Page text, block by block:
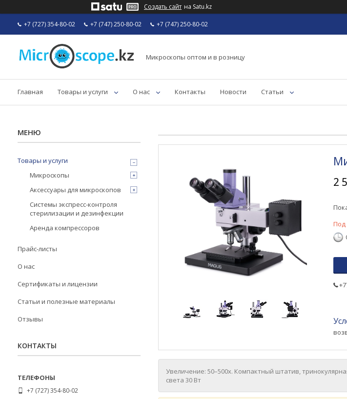
Создать сайт на Satu.kz
+7 (727) 354-80-02 +7 (747) 250-80-02 +7 (747) 250-80-02
Микроскопы оптом и в розницу
Главная Товары и услуги О нас Контакты Новости Статьи
2
Под
Увеличение: 50–500х. Компактный штатив,
света 30 Вт
Товары и услуги
Микроскопы
Аксессуары для микроскопов
Системы экспресс-контроля
стерилизации и дезинфекции
Аренда компрессоров
Прайс-листы
О нас
Сертификаты и лицензии
Статьи и полезные материалы
Отзывы
КОНТАКТЫ
+7 (727) 354-80-02